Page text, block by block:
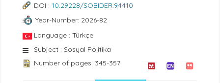
DOI : 10.29228/SOBIDER.94410
Year-Number: 2026-82
Language : Türkçe
Subject : Sosyal Politika
Number of pages: 345-357